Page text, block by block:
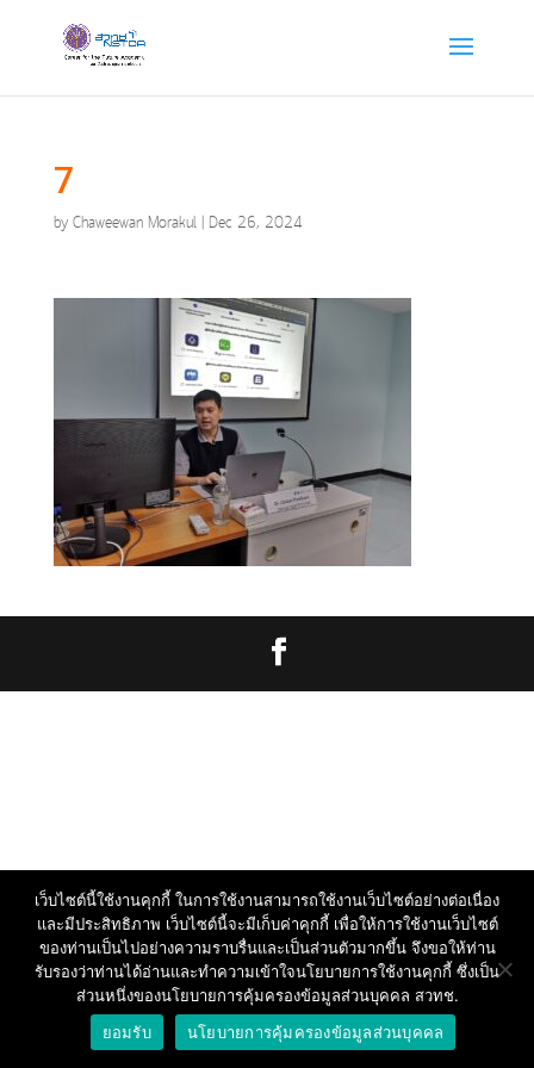
7
by Chaweewan Morakul| Dec 26, 2024
เว็บไซต์นี้ใช้งานคุกกี้ ในการใช้งานสามารถใช้งานเว็บไซต์อย่างต่อเนื่อง
และมีประสิทธิภาพ เว็บไซต์นี้จะมีเก็บค่าคุกกี้ เพื่อให้การใช้งานเว็บไซต์
ของท่านเป็นไปอย่างความราบรื่นและเป็นส่วนตัวมากขึ้น จึงขอให้ท่าน
รับรองว่าท่านได้อ่านและทำความเข้าใจนโยบายการใช้งานคุกกี้ ซึ่งเป็น
ส่วนหนึ่งของนโยบายการคุ้มครองข้อมูลส่วนบุคคล สวทช.
ยอมรับ
นโยบายการคุ้มครองข้อมูลส่วนบุคคล